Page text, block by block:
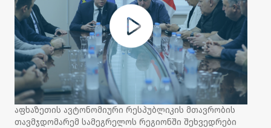
აფხაზეთის ავტონომიური რესპუბლიკის მთავრობის
თავმჯდომარემ სამეგრელოს რეგიონში შეხვედრები